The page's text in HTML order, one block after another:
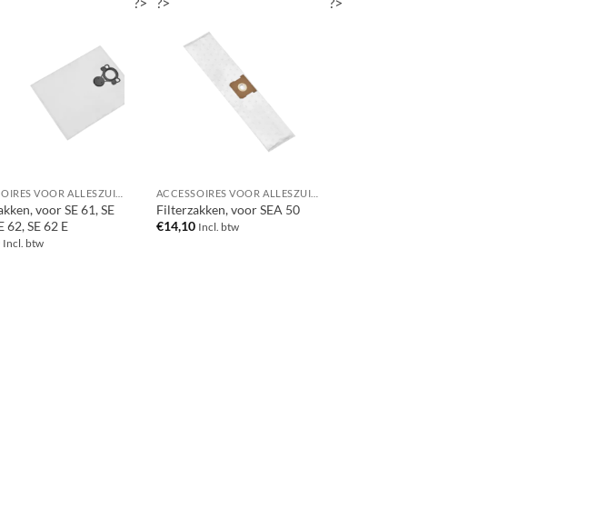
voor SE 61, SE
62, SE 62 E
Incl. btw
Filterzakken, voor SEA 50
€14,10 Incl. btw